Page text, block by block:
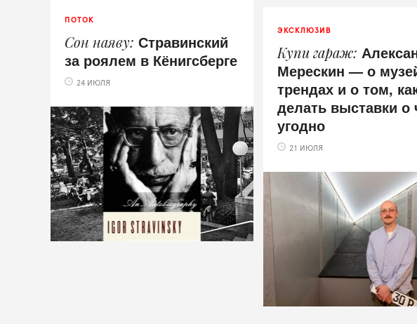
ПОТОК
Сон наяву Стравинский
за роялем в Кёнигсберге
24 ИЮЛЯ
ЭКСКЛЮЗИВ
Купи гараж
Мерескин — о
трендах и о том,
делать выставки о
угодно
21 ИЮЛЯ